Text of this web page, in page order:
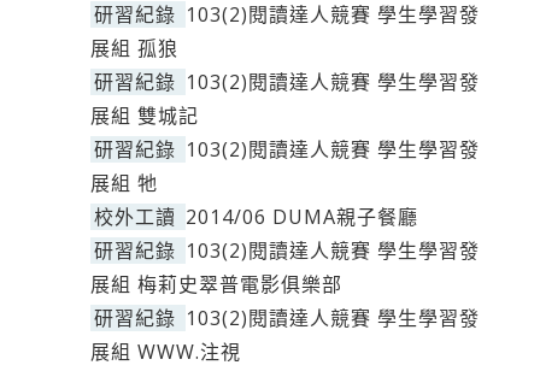
研習紀錄 103(2)閱讀達人競賽 學生學習發
展組 孤狼
研習紀錄 103(2)閱讀達人競賽 學生學習發
展組 雙城記
研習紀錄 103(2)閱讀達人競賽 學生學習發
展組 牠
校外工讀 2014/06 DUMA親子餐廳
研習紀錄 103(2)閱讀達人競賽 學生學習發
展組 梅莉史翠普電影俱樂部
研習紀錄 103(2)閱讀達人競賽 學生學習發
展組 WWW.注視